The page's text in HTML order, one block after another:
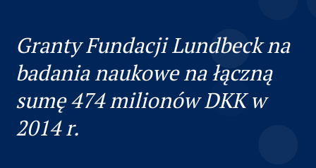
Granty Fundacji Lundbeck na
badania naukowe na łączną
sumę 474 milionów DKK w
2014 r.